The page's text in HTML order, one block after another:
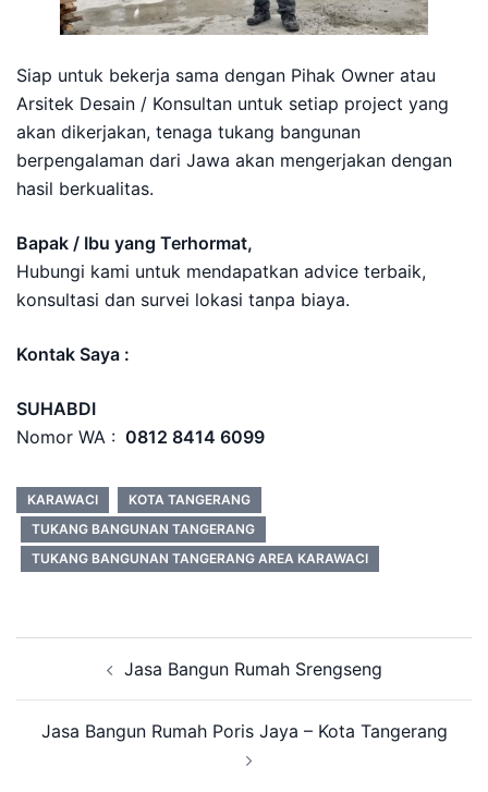
Siap untuk bekerja sama dengan Pihak Owner atau
Arsitek Desain / Konsultan untuk setiap project yang
akan dikerjakan, tenaga tukang bangunan
berpengalaman dari Jawa akan mengerjakan dengan
hasil berkualitas.
Bapak / Ibu yang Terhormat,
Hubungi kami untuk mendapatkan advice terbaik,
konsultasi dan survei lokasi tanpa biaya.
Kontak Saya :
SUHABDI
Nomor WA : 0812 8414 6099
KARAWACI
KOTA TANGERANG
TUKANG BANGUNAN TANGERANG
TUKANG BANGUNAN TANGERANG AREA KARAWACI
navigationJasa Bangun Rumah Srengseng
Jasa Bangun Rumah Poris Jaya – Kota Tangerang